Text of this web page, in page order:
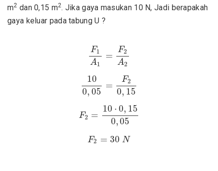
m2 dan 0,15 m2. Jika gaya masukan 10 N, Jadi berapakah
gaya keluar pada tabung U ?
F1
A1
=
F2
A2
F1 F2
10
0, 05
=
F2
0, 15
100 20
F2 =
10 ⋅ 0, 15
0,05
10⋅0 15 0 ,05
F2 = 30 N
F 30 N